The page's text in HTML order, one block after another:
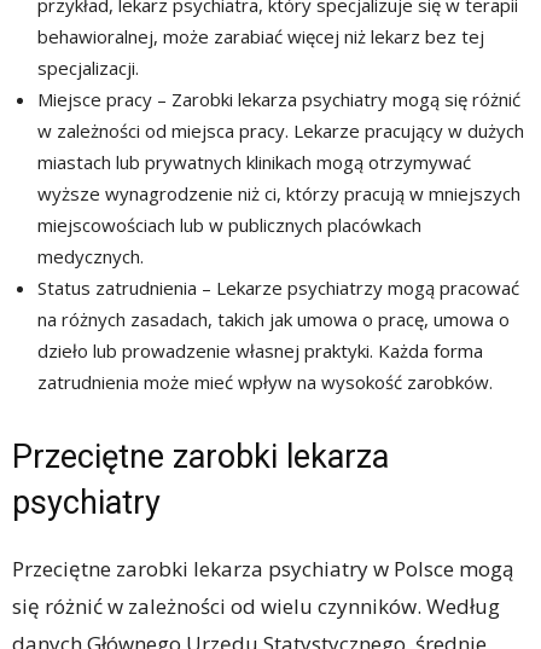
behawioralnej, może zarabiać więcej niż lekarz bez tej
specjalizacji.
Miejsce pracy – Zarobki lekarza psychiatry mogą się różnić
w zależności od miejsca pracy. Lekarze pracujący w dużych
miastach lub prywatnych klinikach mogą otrzymywać
wyższe wynagrodzenie niż ci, którzy pracują w mniejszych
miejscowościach lub w publicznych placówkach
medycznych.
Status zatrudnienia – Lekarze psychiatrzy mogą pracować
na różnych zasadach, takich jak umowa o pracę, umowa o
dzieło lub prowadzenie własnej praktyki. Każda forma
zatrudnienia może mieć wpływ na wysokość zarobków.
Przeciętne zarobki lekarza
psychiatry
Przeciętne zarobki lekarza psychiatry w Polsce mogą
się różnić w zależności od wielu czynników. Według
danych Głównego Urzędu Statystycznego, średnie